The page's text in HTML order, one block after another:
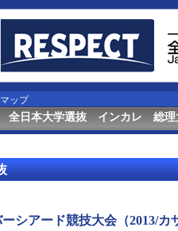
ップ
全日本大学選抜 インカレ 総理
シアード競技大会（2013/カ